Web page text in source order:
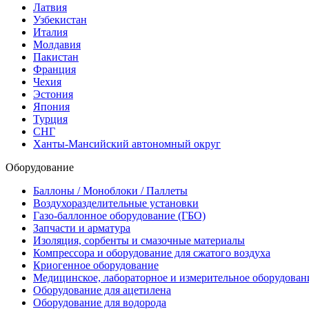
Латвия
Узбекистан
Италия
Молдавия
Пакистан
Франция
Чехия
Эстония
Япония
Турция
СНГ
Ханты-Мансийский автономный округ
Оборудование
Баллоны / Моноблоки / Паллеты
Воздухоразделительные установки
Газо-баллонное оборудование (ГБО)
Запчасти и арматура
Изоляция, сорбенты и смазочные материалы
Компрессора и оборудование для сжатого воздуха
Криогенное оборудование
Медицинское, лабораторное и измерительное
Оборудование для ацетилена
Оборудование для водорода